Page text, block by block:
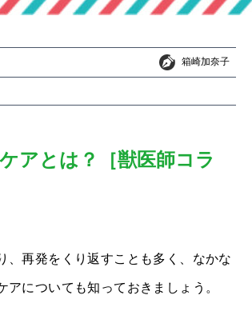
箱崎加奈子
箱崎加奈子
アとは？［獣医師コラ
、再発をくり返すことも多く、なかな
についても知っておきましょう。